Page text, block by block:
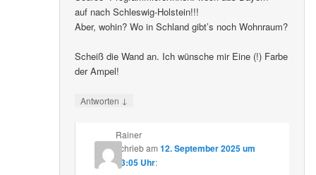
auf nach Schleswig-Holstein!!!
Aber, wohin? Wo in Schland gibt’s noch Wohnraum?
Scheiß die Wand an. Ich wünsche mir Eine (!) Farbe
der Ampel!
Antworten ↓
Rainer
schriebam 12. September 2025 um
23:05 Uhr: